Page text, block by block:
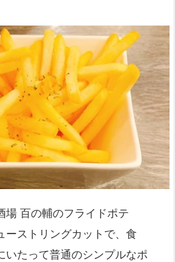
場 百の輔のフライドポテ
ーストリングカットで、食
いたって普通のシンプルなポ